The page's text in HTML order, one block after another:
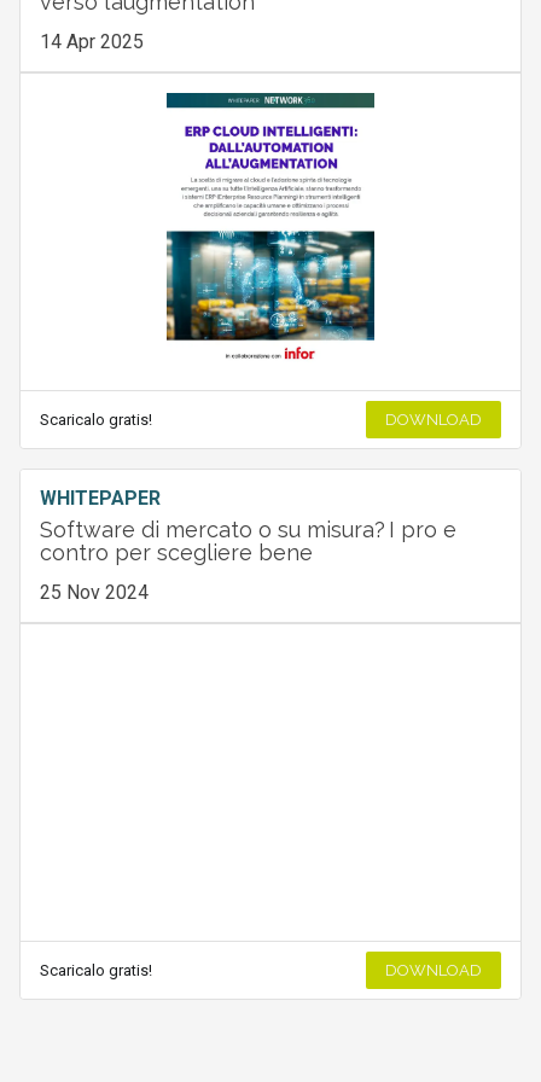
14 Apr 2025
Scaricalo gratis! DOWNLOAD
WHITEPAPER
Software di mercato o su misura? I pro e
contro per scegliere bene
25 Nov 2024
Scaricalo gratis! DOWNLOAD